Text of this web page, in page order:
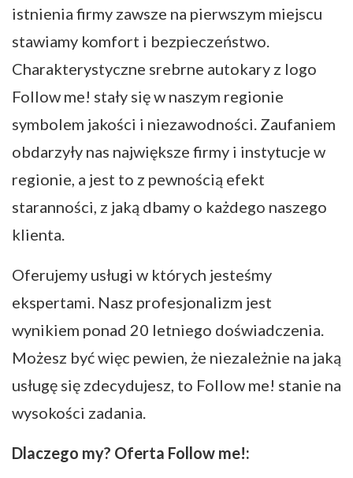
istnienia firmy zawsze na pierwszym miejscu
stawiamy komfort i bezpieczeństwo.
Charakterystyczne srebrne autokary z logo
Follow me! stały się w naszym regionie
symbolem jakości i niezawodności. Zaufaniem
obdarzyły nas największe firmy i instytucje w
regionie, a jest to z pewnością efekt
staranności, z jaką dbamy o każdego naszego
klienta.
Oferujemy usługi w których jesteśmy
ekspertami. Nasz profesjonalizm jest
wynikiem ponad 20 letniego doświadczenia.
Możesz być więc pewien, że niezależnie na jaką
usługę się zdecydujesz, to Follow me! stanie na
wysokości zadania.
Dlaczego my? Oferta Follow me!: